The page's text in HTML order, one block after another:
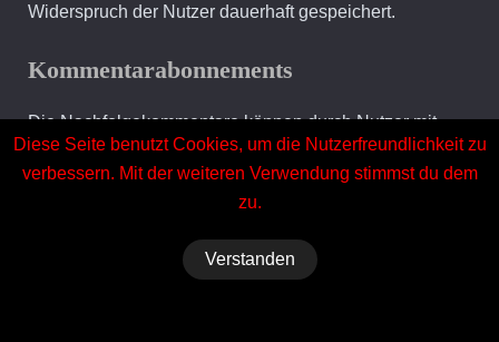
Widerspruch der Nutzer dauerhaft gespeichert.
Kommentarabonnements
Die Nachfolgekommentare können durch Nutzer mit
deren Einwilligung gem. Art. 6 Abs. 1 lit. a DSGVO
abonniert werden. Die Nutzer erhalten eine
Bestätigungsemail, um zu überprüfen, ob sie der
Inhaber der eingegebenen Emailadresse sind. Nutzer
können laufende Kommentarabonnements jederzeit
Diese Seite benutzt Cookies, um die Nutzerfreundlichkeit zu
verbessern. Mit der weiteren Verwendung stimmst du dem
zu.
Verstanden